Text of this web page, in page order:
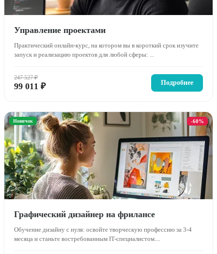
Управление проектами
Практический онлайн-курс, на котором вы в короткий срок изучите
запуск и реализацию проектов для любой сферы: ...
247 527 ₽
99 011 ₽ Подробнее
-60%
Новичок
Графический дизайнер на фрилансе
Обучение дизайну с нуля: освойте творческую профессию за 3-4
месяца и станьте востребованным IT-специалистом....